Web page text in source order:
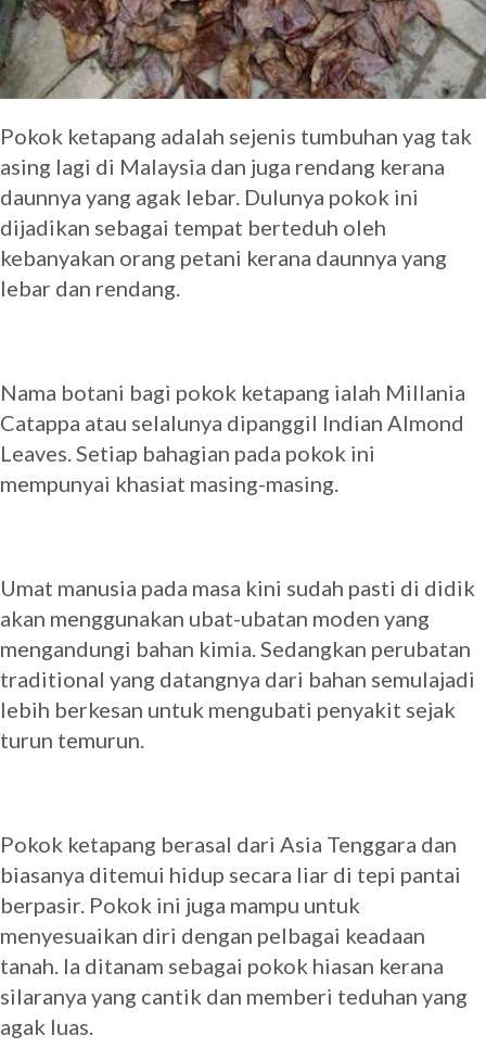
Pokok ketapang adalah sejenis tumbuhan yag tak
asing lagi di Malaysia dan juga rendang kerana
daunnya yang agak lebar. Dulunya pokok ini
dijadikan sebagai tempat berteduh oleh
kebanyakan orang petani kerana daunnya yang
lebar dan rendang.
Nama botani bagi pokok ketapang ialah Millania
Catappa atau selalunya dipanggil Indian Almond
Leaves. Setiap bahagian pada pokok ini
mempunyai khasiat masing-masing.
Umat manusia pada masa kini sudah pasti di didik
akan menggunakan ubat-ubatan moden yang
mengandungi bahan kimia. Sedangkan perubatan
traditional yang datangnya dari bahan semulajadi
lebih berkesan untuk mengubati penyakit sejak
turun temurun.
Pokok ketapang berasal dari Asia Tenggara dan
biasanya ditemui hidup secara liar di tepi pantai
berpasir. Pokok ini juga mampu untuk
menyesuaikan diri dengan pelbagai keadaan
tanah. Ia ditanam sebagai pokok hiasan kerana
silaranya yang cantik dan memberi teduhan yang
agak luas.